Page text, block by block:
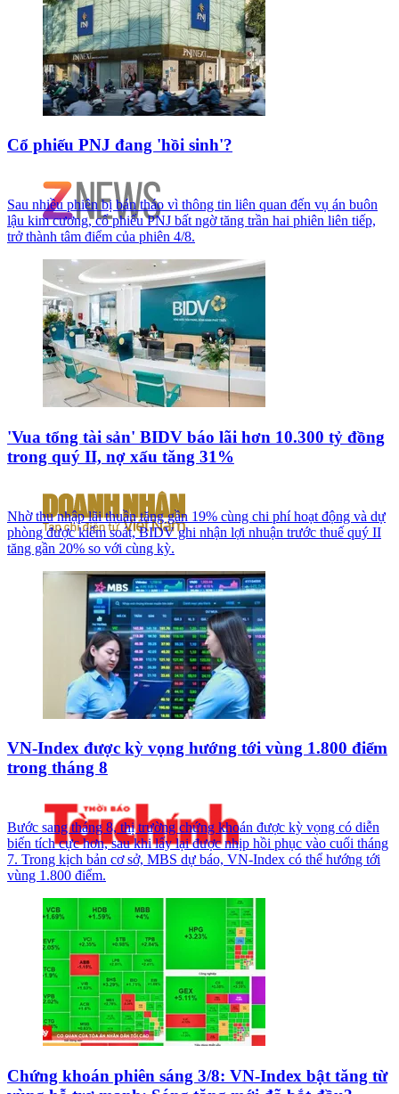
Cổ phiếu PNJ đang 'hồi sinh'?
Sau nhiều phiên bị bán tháo vì thông tin liên quan đến vụ án buôn
lậu kim cương, cổ phiếu PNJ bất ngờ tăng trần hai phiên liên tiếp,
trở thành tâm điểm của phiên 4/8.
'Vua tổng tài sản' BIDV báo lãi hơn 10.300 tỷ đồng
trong quý II, nợ xấu tăng 31%
Nhờ thu nhập lãi thuần tăng gần 19% cùng chi phí hoạt động và dự
phòng được kiểm soát, BIDV ghi nhận lợi nhuận trước thuế quý II
tăng gần 20% so với cùng kỳ.
VN-Index được kỳ vọng hướng tới vùng 1.800 điểm
trong tháng 8
Bước sang tháng 8, thị trường chứng khoán được kỳ vọng có diễn
biến tích cực hơn, sau khi lấy lại được nhịp hồi phục vào cuối tháng
7. Trong kịch bản cơ sở, MBS dự báo, VN-Index có thể hướng tới
vùng 1.800 điểm.
Chứng khoán phiên sáng 3/8: VN-Index bật tăng từ